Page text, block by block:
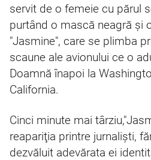
servit de o femeie cu părul
purtând o mască neagră şi
"Jasmine", care se plimba
scaune ale avionului ce o
Doamnă înapoi la
California.
Cinci minute mai
reapariţia printre jurnalişti,
dezvăluit adevărata ei